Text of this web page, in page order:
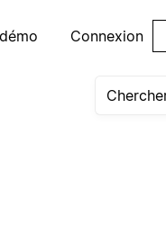
Connexion